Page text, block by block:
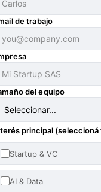
de trabajo
del equipo
principal (seleccioná
Startup & VC
AI & Data